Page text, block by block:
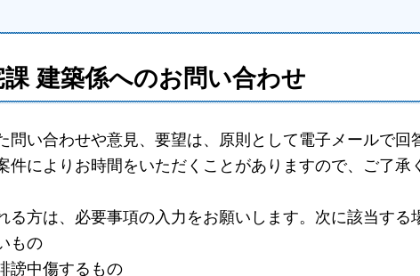
課 建築係へのお問い合わせ
問い合わせや意見、要望は、原則として電子メールで回
件によりお時間をいただくことがありますので、ご了
方は、必要事項の入力をお願いします。次に該当する
もの
謗中傷するもの